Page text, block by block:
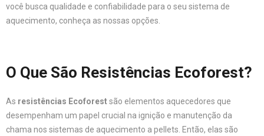
você busca qualidade e confiabilidade para o seu sistema de
aquecimento, conheça as nossas opções.
O Que São Resistências Ecoforest?
As resistências Ecoforestsão elementos aquecedores que
desempenham um papel crucial na ignição e manutenção da
chama nos sistemas de aquecimento a pellets. Então, elas são